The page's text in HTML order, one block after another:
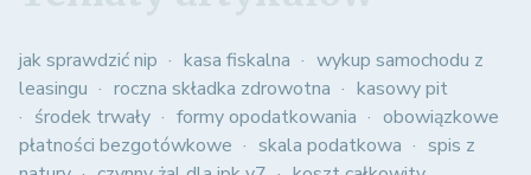
jak sprawdzić nip kasa fiskalna
wykup samochodu z
leasingu
roczna składka zdrowotna
kasowy pit
środek trwały
formy opodatkowania
obowiązkowe
płatności bezgotówkowe
skala podatkowa
spis z